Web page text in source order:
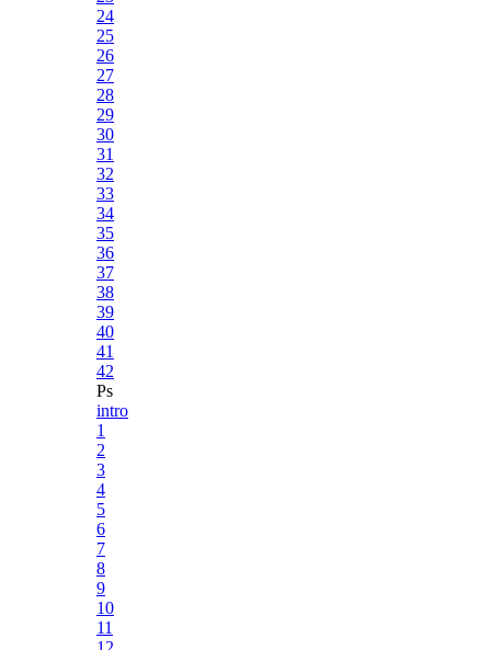
24
25
26
27
28
29
30
31
32
33
34
35
36
37
38
39
40
41
42
Ps
intro
1
2
3
4
5
6
7
8
9
10
11